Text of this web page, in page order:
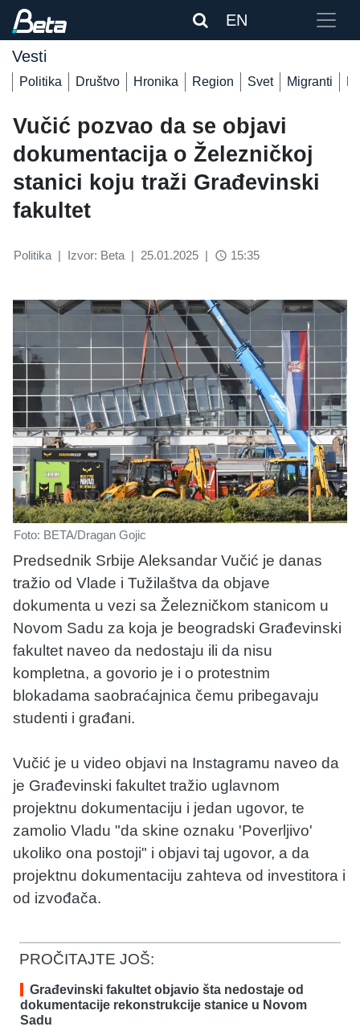
EN
Vesti
Politika Društvo Hronika Region Svet Migranti
Vučić pozvao da se objavi
dokumentacija o Železničkoj
stanici koju traži Građevinski
fakultet
Politika | Izvor: Beta | 25.01.2025 | access_time 15:35
Foto: BETA/Dragan Gojic
Predsednik Srbije Aleksandar Vučić je danas
tražio od Vlade i Tužilaštva da objave
dokumenta u vezi sa Železničkom stanicom u
Novom Sadu za koja je beogradski Građevinski
fakultet naveo da nedostaju ili da nisu
kompletna, a govorio je i o protestnim
blokadama saobraćajnica čemu pribegavaju
studenti i građani.
Vučić je u video objavi na Instagramu naveo da
je Građevinski fakultet tražio uglavnom
projektnu dokumentaciju i jedan ugovor, te
zamolio Vladu "da skine oznaku 'Poverljivo'
ukoliko ona postoji" i objavi taj ugovor, a da
projektnu dokumentaciju zahteva od investitora i
od izvođača.
PROČITAJTE JOŠ:
Građevinski fakultet objavio šta nedostaje od
dokumentacije rekonstrukcije stanice u Novom
Sadu